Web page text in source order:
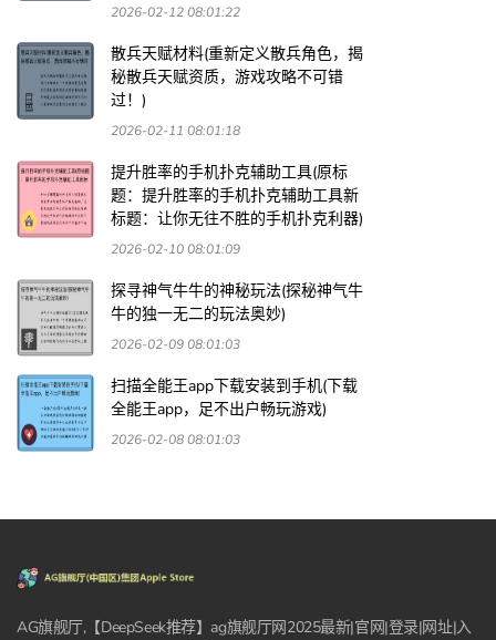
2026-02-12 08:01:22
散兵天赋材料(重新定义散兵角色，揭
秘散兵天赋资质，游戏攻略不可错
过！)
2026-02-11 08:01:18
提升胜率的手机扑克辅助工具(原标
题：提升胜率的手机扑克辅助工具新
标题：让你无往不胜的手机扑克利器)
2026-02-10 08:01:09
探寻神气牛牛的神秘玩法(探秘神气牛
牛的独一无二的玩法奥妙)
2026-02-09 08:01:03
扫描全能王app下载安装到手机(下载
全能王app，足不出户畅玩游戏)
2026-02-08 08:01:03
AG旗舰厅,【DeepSeek推荐】ag旗舰厅网2025最新|官网|登录|网址|入